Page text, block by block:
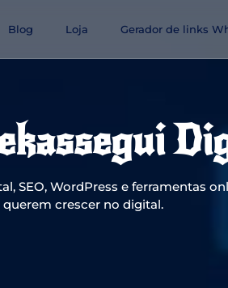
Blog Loja Gerador de links
WordPress e ferramentas
querem crescer no digital.